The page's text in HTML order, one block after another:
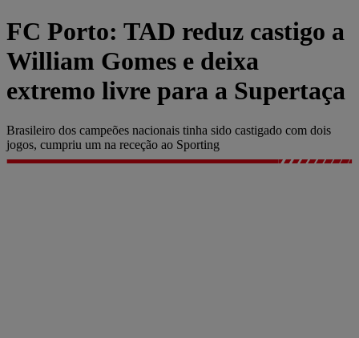
FC Porto: TAD reduz castigo a
William Gomes e deixa
extremo livre para a Supertaça
Brasileiro dos campeões nacionais tinha sido castigado com dois
jogos, cumpriu um na receção ao Sporting